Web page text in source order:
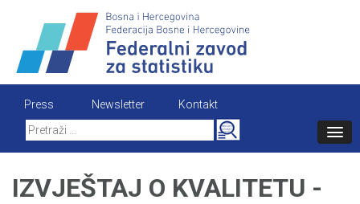
content
Press Newsletter
Kontakt
Search
for:
IZVJEŠTAJ O KVALITETU -